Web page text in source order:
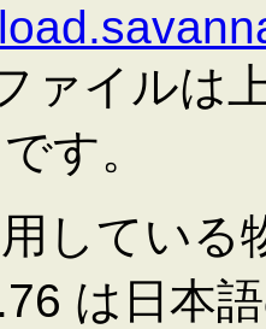
ァイルは
す。
している
は日本